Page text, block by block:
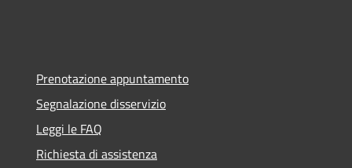
Prenotazione appuntamento
Segnalazione disservizio
Leggi le FAQ
Richiesta di assistenza